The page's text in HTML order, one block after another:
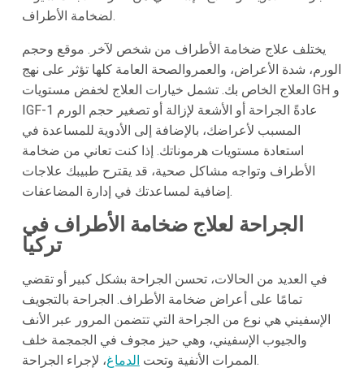
لضخامة الأطراف.
يختلف علاج ضخامة الأطراف من شخص لآخر. موقع وحجم
الورم، شدة الأعراض، والعمروالصحة العامة كلها تؤثر على نهج
العلاج الخاص بك. تشمل خيارات العلاج لخفض مستويات GH و
IGF-1 عادةً الجراحة أو الأشعة لإزالة أو تصغير حجم الورم
المسبب لأعراضك، بالإضافة إلى الأدوية للمساعدة في
استعادة مستويات هرموناتك. إذا كنت تعاني من ضخامة
الأطراف وتواجه مشاكل صحية، قد يقترح طبيبك علاجات
إضافية لمساعدتك في إدارة المضاعفات.
الجراحة لعلاج ضخامة الأطراف في
تركيا
في العديد من الحالات، تحسن الجراحة بشكل كبير أو تقضي
تمامًا على أعراض ضخامة الأطراف. الجراحة بالتجويف
الإسفيني هي نوع من الجراحة التي تتضمن المرور عبر الأنف
والجيوب الإسفيني، وهي حيز مجوف في الجمجمة خلف
الممرات الأنفية وتحت الدماغ ، لإجراء الجراحة.